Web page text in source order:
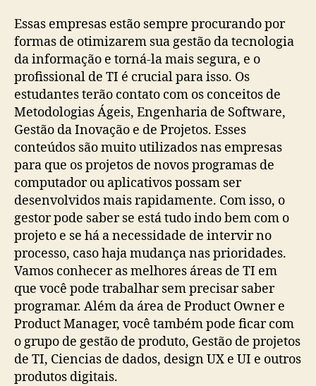
Essas empresas estão sempre procurando por
formas de otimizarem sua gestão da tecnologia
da informação e torná-la mais segura, e o
profissional de TI é crucial para isso. Os
estudantes terão contato com os conceitos de
Metodologias Ágeis, Engenharia de Software,
Gestão da Inovação e de Projetos. Esses
conteúdos são muito utilizados nas empresas
para que os projetos de novos programas de
computador ou aplicativos possam ser
desenvolvidos mais rapidamente. Com isso, o
gestor pode saber se está tudo indo bem com o
projeto e se há a necessidade de intervir no
processo, caso haja mudança nas prioridades.
Vamos conhecer as melhores áreas de TI em
que você pode trabalhar sem precisar saber
programar. Além da área de Product Owner e
Product Manager, você também pode ficar com
o grupo de gestão de produto, Gestão de projetos
de TI, Ciencias de dados, design UX e UI e outros
produtos digitais.